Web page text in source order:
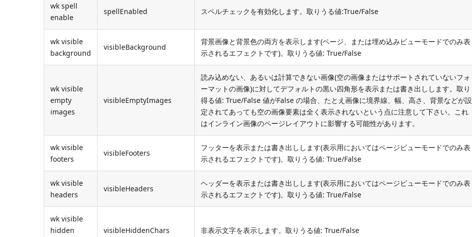
wk spell
enable
spellEnabled スペルチェックを有効化します。取りうる値:True/False
wk visible
background
visibleBackground
背景画像と背景色の両方を表示します(ページ、または埋め込みビューモードでのみ表
示されるエフェクトです)。取りうる値: True/False
wk visible
empty
images
visibleEmptyImages
読み込めない、あるいは計算できない画像(空の画像またはサポートされていないフォ
ーマットの画像)に対してデフォルトの黒い四角形を表示または書き出しします。取り
得る値: True/False 値がFalse の場合、たとえ画像に境界線、幅、高さ、背景などが設
定されてあっても空の画像要素は全く表示されないという点に注意して下さい。これ
はインライン画像のページレイアウトに影響する可能性があります。
wk visible
footers
visibleFooters
フッターを表示または書き出しします(表示用においてはページビューモードでのみ表
示されるエフェクトです)。取りうる値: True/False
wk visible
headers
visibleHeaders
ヘッダーを表示または書き出しします(表示用においてはページビューモードでのみ表
示されるエフェクトです)。取りうる値: True/False
wk visible
hidden
visibleHiddenChars 非表示文字を表示します。取りうる値: True/False